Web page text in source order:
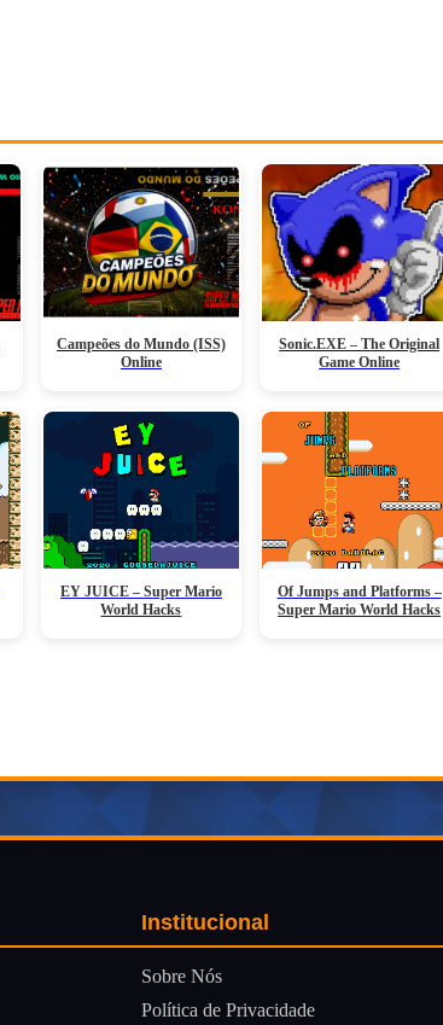
Campeões do Mundo (ISS)
Online
Sonic.EXE – The Original
Game Online
EY JUICE – Super Mario
World Hacks
Of Jumps and Platforms –
Super Mario World Hacks
Institucional
Sobre Nós
Política de Privacidade